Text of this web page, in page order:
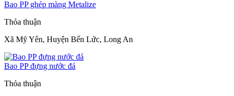
Bao PP ghép màng Metalize
Thỏa thuận
Xã Mỹ Yên, Huyện Bến Lức, Long An
Bao PP đựng nước đá
Thỏa thuận